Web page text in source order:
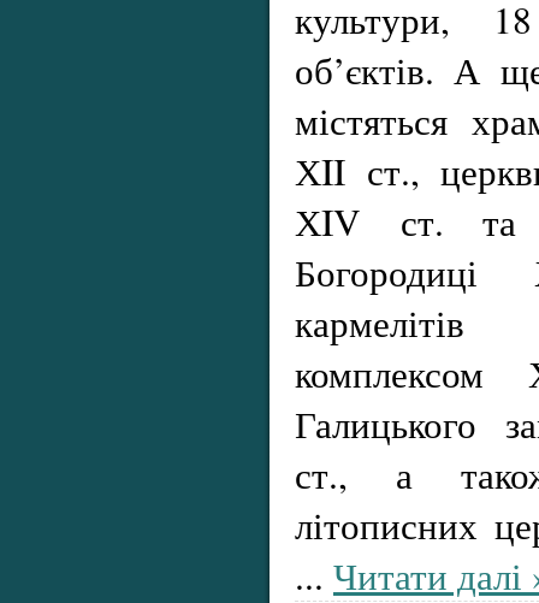
культури,
об’єктів. А
містяться
ХII ст.,
ХIV ст. та
ст., а
літописних
... Читати далі